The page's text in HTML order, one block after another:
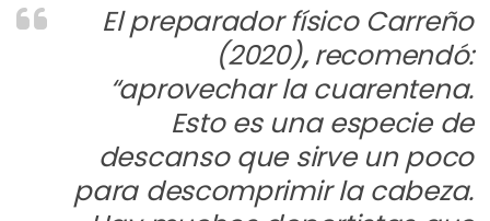
El preparador físico Carreño
(2020), recomendó:
“aprovechar la cuarentena.
Esto es una especie de
descanso que sirve un poco
para descomprimir la cabeza.